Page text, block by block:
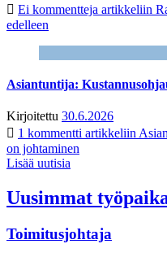
Ei kommentteja artikkeliin
edelleen
Asiantuntija:
Kirjoitettu 30.6.2026
1 kommentti artikkeliin
on johtaminen
Lisää uutisia
Uusimmat
Toimitusjohtaja